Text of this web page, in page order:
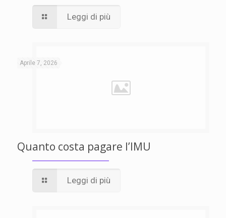
Leggi di più
Aprile 7, 2026
Quanto costa pagare l’IMU
Leggi di più